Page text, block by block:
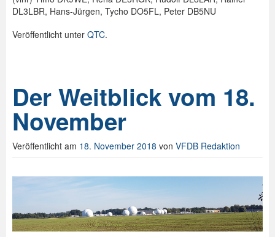
DL3LBR, Hans-Jürgen, Tycho DO5FL, Peter DB5NU
Veröffentlicht unter QTC.
Der Weitblick vom 18.
November
Veröffentlicht am 18. November 2018 von VFDB Redaktion